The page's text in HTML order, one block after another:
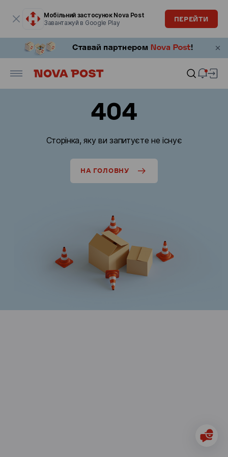
Мобільний застосунок Nova Post
Завантажуй в Google Play
ПЕРЕЙТИ
404
Сторінка, яку ви запитуєте не існує
НА ГОЛОВНУ